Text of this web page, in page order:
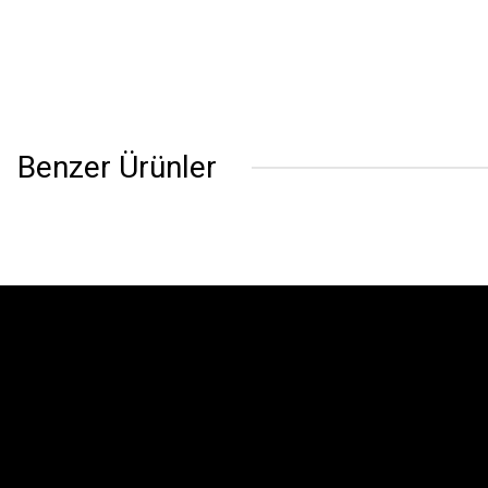
Benzer Ürünler